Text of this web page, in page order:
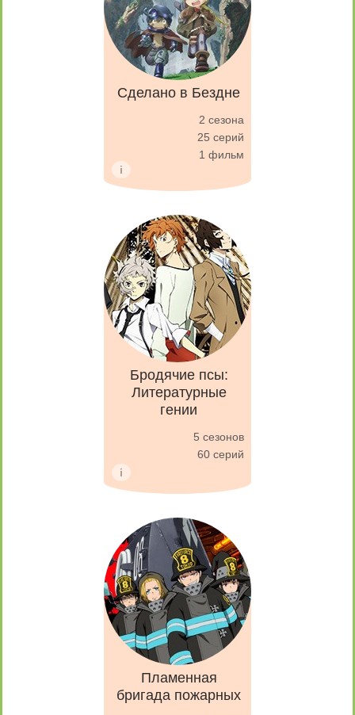
Сделано в Бездне
2 сезона
25 серий
1 фильм
Бродячие псы:
Литературные
гении
5 сезонов
60 серий
Пламенная
бригада пожарных